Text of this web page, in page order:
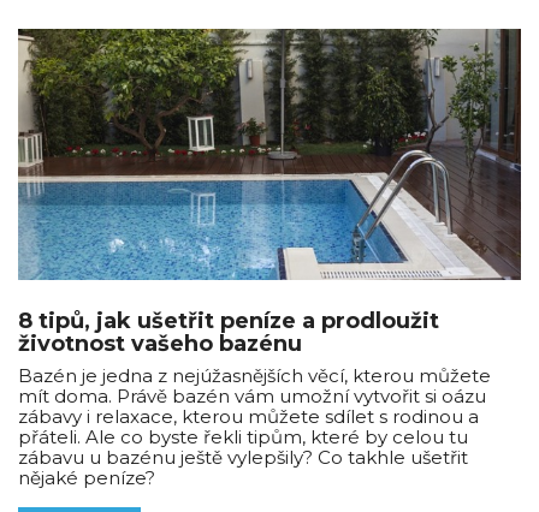
8 tipů, jak ušetřit peníze a prodloužit
životnost vašeho bazénu
Bazén je jedna z nejúžasnějších věcí, kterou můžete
mít doma. Právě bazén vám umožní vytvořit si oázu
zábavy i relaxace, kterou můžete sdílet s rodinou a
přáteli. Ale co byste řekli tipům, které by celou tu
zábavu u bazénu ještě vylepšily? Co takhle ušetřit
nějaké peníze?